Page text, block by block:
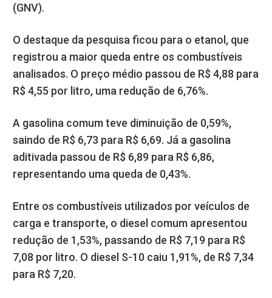
(GNV).
O destaque da pesquisa ficou para o etanol, que
registrou a maior queda entre os combustíveis
analisados. O preço médio passou de R$ 4,88 para
R$ 4,55 por litro, uma redução de 6,76%.
A gasolina comum teve diminuição de 0,59%,
saindo de R$ 6,73 para R$ 6,69. Já a gasolina
aditivada passou de R$ 6,89 para R$ 6,86,
representando uma queda de 0,43%.
Entre os combustíveis utilizados por veículos de
carga e transporte, o diesel comum apresentou
redução de 1,53%, passando de R$ 7,19 para R$
7,08 por litro. O diesel S-10 caiu 1,91%, de R$ 7,34
para R$ 7,20.